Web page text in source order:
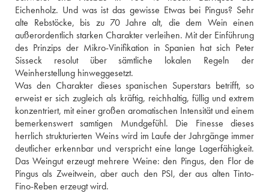
Eichenholz. Und was ist das gewisse Etwas bei Pingus? Sehr
alte Rebstöcke, bis zu 70 Jahre alt, die dem Wein einen
außerordentlich starken Charakter verleihen. Mit der Einführung
des Prinzips der Mikro-Vinifikation in Spanien hat sich Peter
Sisseck resolut über sämtliche lokalen Regeln der
Weinherstellung hinweggesetzt.
Was den Charakter dieses spanischen Superstars betrifft, so
erweist er sich zugleich als kräftig, reichhaltig, füllig und extrem
konzentriert, mit einer großen aromatischen Intensität und einem
bemerkenswert samtigen Mundgefühl. Die Finesse dieses
herrlich strukturierten Weins wird im Laufe der Jahrgänge immer
deutlicher erkennbar und verspricht eine lange Lagerfähigkeit.
Das Weingut erzeugt mehrere Weine: den Pingus, den Flor de
Pingus als Zweitwein, aber auch den PSI, der aus alten Tinto-
Fino-Reben erzeugt wird.